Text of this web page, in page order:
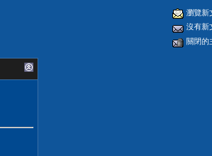
瀏覽新
沒有新
關閉的